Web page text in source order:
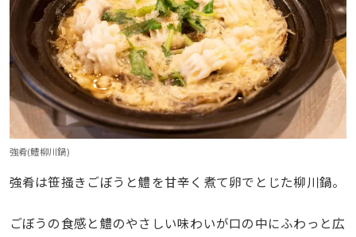
強肴(鱧柳川鍋)
強肴は笹掻きごぼうと鱧を甘辛く煮て卵でとじた柳川鍋。
ごぼうの食感と鱧のやさしい味わいが口の中にふわっと広